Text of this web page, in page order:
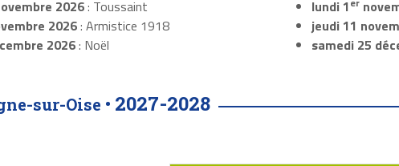
2026: Toussaint
2026: Armistice 1918
2026: Noël
lundi 1
jeudi 11
samedi 25
sur-Oise • 2027-2028